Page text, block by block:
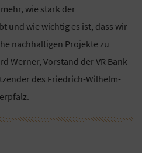
wie stark der
und wie wichtig es ist, dass wir
nachhaltigen Projekte zu
Werner, Vorstand der VR Bank
des Friedrich-Wilhelm-